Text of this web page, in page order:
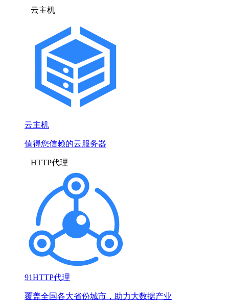
云主机
云主机
值得您信赖的云服务器
HTTP代理
91HTTP代理
覆盖全国各大省份城市，助力大数据产业